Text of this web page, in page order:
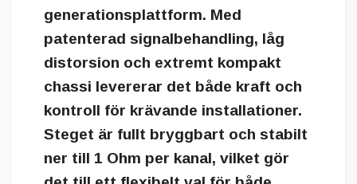
generationsplattform. Med
patenterad signalbehandling, låg
distorsion och extremt kompakt
chassi levererar det både kraft och
kontroll för krävande installationer.
Steget är fullt bryggbart och stabilt
ner till 1 Ohm per kanal, vilket gör